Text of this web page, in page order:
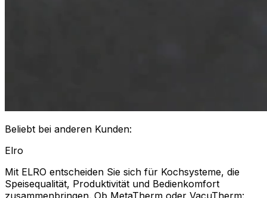
Beliebt bei anderen Kunden:
Elro
Mit ELRO entscheiden Sie sich für Kochsysteme, die
Speisequalität, Produktivität und Bedienkomfort
zusammenbringen. Ob MetaTherm oder VacuTherm: